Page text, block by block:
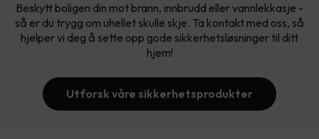
Beskytt boligen din mot brann, innbrudd eller vannlekkasje -
så er du trygg om uhellet skulle skje. Ta kontakt med oss, så
hjelper vi deg å sette opp gode sikkerhetsløsninger til ditt
hjem!
Utforsk våre sikkerhetsprodukter